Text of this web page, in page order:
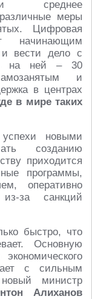
среднее
меры
Цифровая
начинающим
и вести дело с
на ней – 30
и
в центрах
в мире таких
новыми
созданию
приходится
программы,
оперативно
за санкций
быстро, что
Основную
с сильным
министр
Алиханов